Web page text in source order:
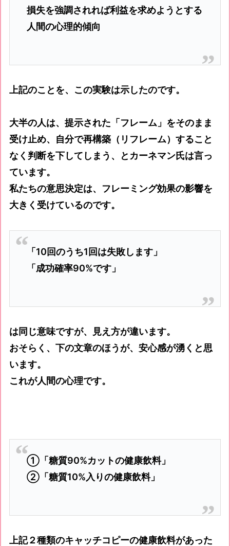
損失を強調されれば利益を求めようとする
人間の心理的傾向
上記のことを、この実験は示したのです。
大半の人は、提示された「フレーム」をそのまま
受け止め、自分で再構築（リフレーム）すること
なく判断を下してしまう、とカーネマン氏は言っ
ています。
私たちの意思決定は、フレーミング効果の影響を
大きく受けているのです。
「10回のうち1回は失敗します」
「成功確率90%です」
は同じ意味ですが、見え方が違います。
おそらく、下の文章のほうが、安心感が湧くと思
います。
これが人間の心理です。
①「糖質90%カットの健康飲料」
②「糖質10%入りの健康飲料」
上記２種類のキャッチコピーの健康飲料があった